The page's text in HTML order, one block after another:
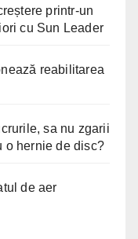
printr-un
cu Sun Leader
reabilitarea
sa nu zgarii
o hernie de disc?
de aer